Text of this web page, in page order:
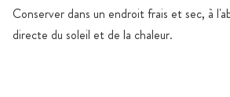
Conserver dans un endroit frais et sec, à
directe du soleil et de la chaleur.